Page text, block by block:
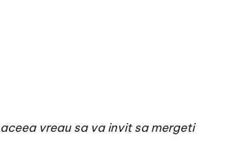
vreau sa va invit sa mergeti